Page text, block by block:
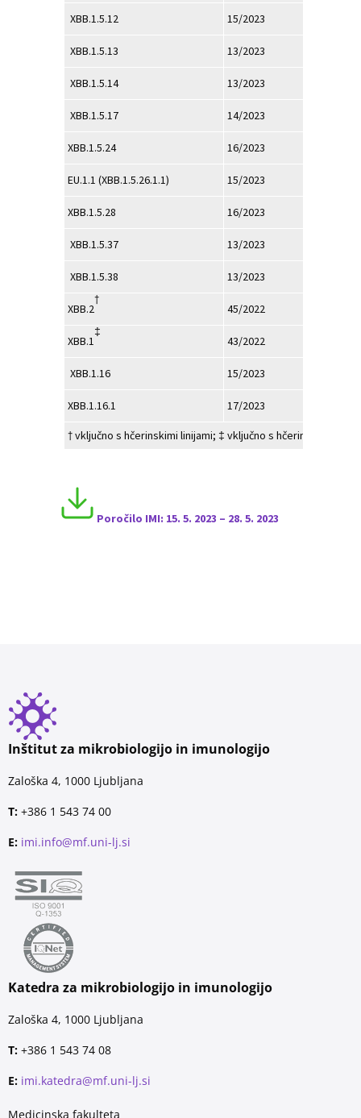
XBB.1.5.12 15/2023
XBB.1.5.13 13/2023
XBB.1.5.14 13/2023
XBB.1.5.17 14/2023
XBB.1.5.24 16/2023
EU.1.1 (XBB.1.5.26.1.1) 15/2023
XBB.1.5.28 16/2023
XBB.1.5.37 13/2023
XBB.1.5.38 13/2023
XBB.2
†
45/2022
XBB.1
‡
43/2022
XBB.1.16 15/2023
XBB.1.16.1 17/2023
† vključno s hčerinskimi linijami; ‡ vključno s hčerinskimi
Poročilo IMI: 15. 5. 2023 – 28. 5. 2023
Inštitut za mikrobiologijo in imunologijo
Zaloška 4, 1000 Ljubljana
T: +386 1 543 74 00
E: imi.info@mf.uni-lj.si
Katedra za mikrobiologijo in imunologijo
Zaloška 4, 1000 Ljubljana
T: +386 1 543 74 08
E: imi.katedra@mf.uni-lj.si
Medicinska fakulteta